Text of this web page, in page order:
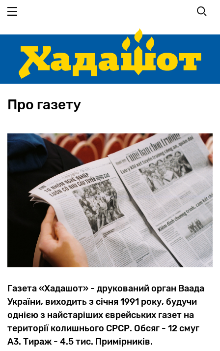
основного
Про газету
Газета «Хадашот» - друкований орган Ваада
України, виходить з січня 1991 року, будучи
однією з найстаріших єврейських газет на
території колишнього СРСР. Обсяг - 12 смуг
А3. Тираж - 4.5 тис. Примірників.